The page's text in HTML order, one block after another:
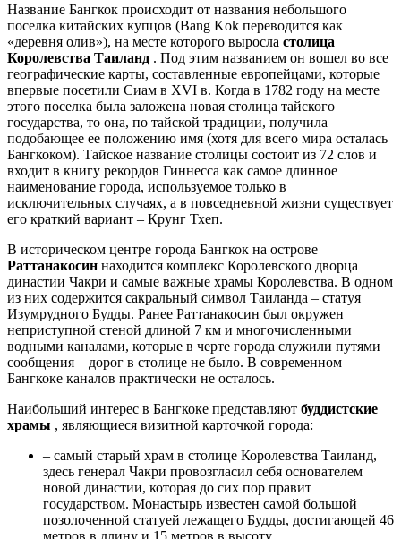
Название Бангкок происходит от названия небольшого
поселка китайских купцов (Bang Kok переводится как
«деревня олив»), на месте которого выросла столица
Королевства Таиланд . Под этим названием он вошел во все
географические карты, составленные европейцами, которые
впервые посетили Сиам в XVI в. Когда в 1782 году на месте
этого поселка была заложена новая столица тайского
государства, то она, по тайской традиции, получила
подобающее ее положению имя (хотя для всего мира осталась
Бангкоком). Тайское название столицы состоит из 72 слов и
входит в книгу рекордов Гиннесса как самое длинное
наименование города, используемое только в
исключительных случаях, а в повседневной жизни существует
его краткий вариант – Крунг Тхеп.
В историческом центре города Бангкок на острове
Раттанакосин находится комплекс Королевского дворца
династии Чакри и самые важные храмы Королевства. В одном
из них содержится сакральный символ Таиланда – статуя
Изумрудного Будды. Ранее Раттанакосин был окружен
неприступной стеной длиной 7 км и многочисленными
водными каналами, которые в черте города служили путями
сообщения – дорог в столице не было. В современном
Бангкоке каналов практически не осталось.
Наибольший интерес в Бангкоке представляют буддистские
храмы , являющиеся визитной карточкой города:
– самый старый храм в столице Королевства Таиланд,
здесь генерал Чакри провозгласил себя основателем
новой династии, которая до сих пор правит
государством. Монастырь известен самой большой
позолоченной статуей лежащего Будды, достигающей 46
метров в длину и 15 метров в высоту.